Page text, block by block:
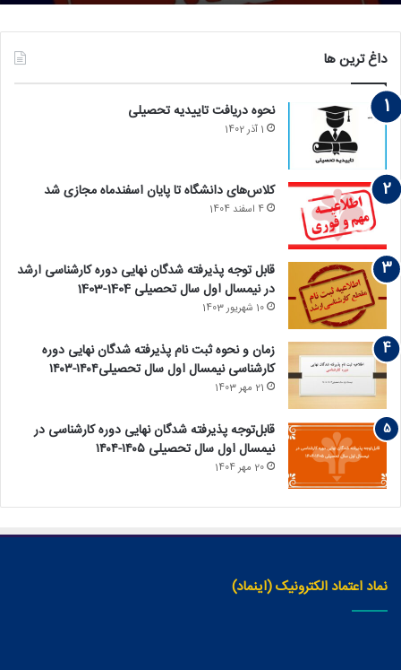
داغ ترین ها
نحوه دریافت تاییدیه تحصیلی
1 آذر 1402
کلاس‌های دانشگاه تا پایان اسفندماه مجازی شد
4 اسفند 1404
قابل توجه پذیرفته‏ شدگان نهایی دوره کارشناسی ارشد
در نیمسال اول سال تحصیلی 1404-1403
10 شهریور 1403
زمان و نحوه ثبت نام پذیرفته ‏شدگان نهایی دوره
کارشناسی نیمسال اول سال تحصیلی۱۴۰۴-۱۴۰۳
21 مهر 1403
قابل‌توجه پذیرفته‏ شدگان نهایی دوره کارشناسی در
نیمسال اول سال تحصیلی ۱۴۰۵-۱۴۰۴
20 مهر 1404
نماد اعتماد الکترونیک (اینماد)